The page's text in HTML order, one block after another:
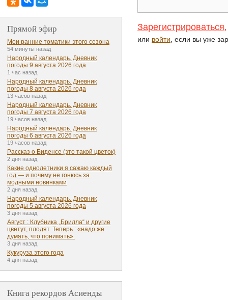
Зарегистрироваться,
или войти , если вы уже
Прямой эфир
Мои ранние томатики этого сезона
54 минуты назад
Народный календарь. Дневник
погоды 9 августа 2026 года
1 час назад
Народный календарь. Дневник
погоды 8 августа 2026 года
13 часов назад
Народный календарь. Дневник
погоды 7 августа 2026 года
19 часов назад
Народный календарь. Дневник
погоды 6 августа 2026 года
19 часов назад
Рассказ о Биденсе (это такой цветок)
2 дня назад
Какие однолетники я сажаю каждый
год — и почему не гонюсь за
модными новинками
2 дня назад
Народный календарь. Дневник
погоды 5 августа 2026 года
3 дня назад
Август : Клубника „Брилла“ и другие
цветут, плодят. Теперь : «надо же
думать, что понимать».
3 дня назад
Кукуруза этого года
4 дня назад
Книга рекордов Асиенды